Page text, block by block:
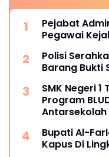
Pejabat
Pegawai
Polisi
Barang Bukti
SMK Negeri
Program
Antarsekolah
Bupati Al-
Kapus Di